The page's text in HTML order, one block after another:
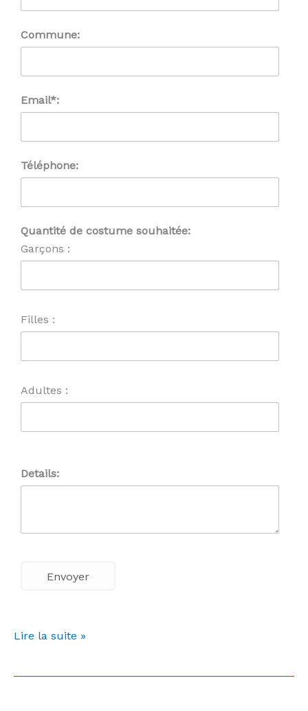
Commune:
Email*:
Téléphone:
Quantité de costume souhaitée:
Garçons :
Filles :
Adultes :
Details:
Lire la suite »